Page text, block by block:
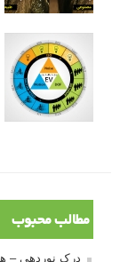
مطالب محبوب